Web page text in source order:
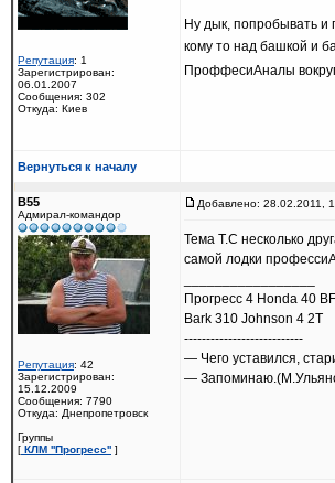
Репутация: 1
Зарегистрирован:
06.01.2007
Сообщения: 302
Откуда: Киев
Ну дык, попробывать и
кому то над башкой и
ПроффесиАналы
Вернуться к началу
B55
Адмирал-командор
Репутация: 42
Зарегистрирован:
15.12.2009
Сообщения: 7790
Откуда: Днепропетровск
Группы
[ КЛМ ''Прогресс'' ]
Добавлено: 28.02.2011,
Тема Т.С несколько
самой лодки
Прогресс 4 Honda 40 BF
Bark 310 Johnson 4 2T
---------------------------
— Чего уставился,
—